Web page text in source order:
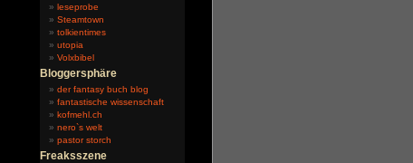
leseprobe
Steamtown
tolkientimes
utopia
Volxbibel
Bloggersphäre
der fantasy buch blog
fantastische wissenschaft
kofmehl.ch
nero`s welt
pastor storch
Freaksszene